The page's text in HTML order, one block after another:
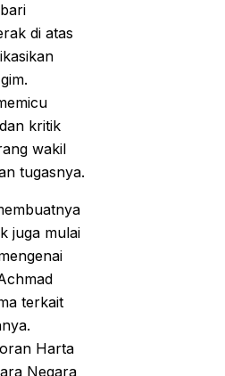
di atas
kritik
wakil
tugasnya.
juga mulai
terkait
Harta
Negara